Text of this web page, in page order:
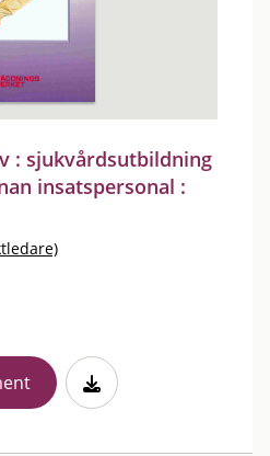
: sjukvårdsutbildning
insatspersonal :